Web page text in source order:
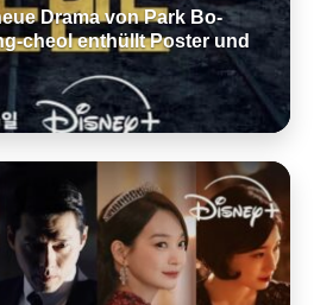
Drama von Park Bo-
cheol enthüllt Poster und